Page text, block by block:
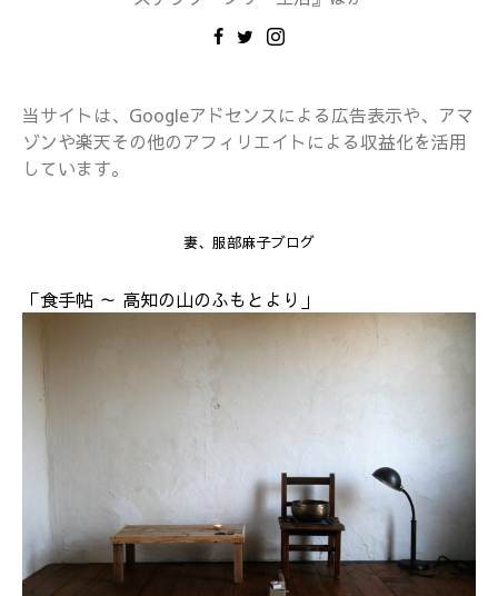
当サイトは、Googleアドセンスによる広告表示や、アマ
ゾンや楽天その他のアフィリエイトによる収益化を活用
しています。
妻、服部麻子ブログ
「食手帖 ～ 高知の山のふもとより」